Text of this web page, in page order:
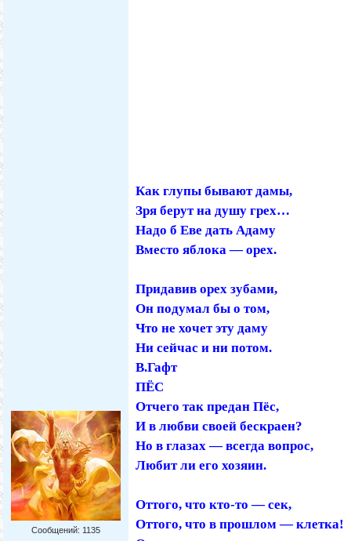
Сообщений: 1135
Как глупы бывают дамы,
Зря берут на душу грех…
Надо б Еве дать Адаму
Вместо яблока — орех.
Придавив орех зубами,
Он подумал бы о том,
Что не хочет эту даму
Ни сейчас и ни потом.
В.Гафт
ПЁС
Отчего так предан Пёс,
И в любви своей бескраен?
Но в глазах — всегда вопрос,
Любит ли его хозяин.
Оттого, что кто-то — сек,
Оттого, что в прошлом — клетка!